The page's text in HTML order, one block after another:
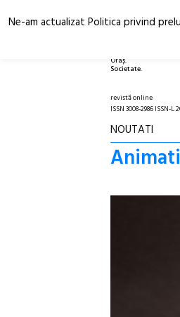
Oraș.
Societate.
revistă online
ISSN 3008-2986 ISSN-L
NOUTATI
Ne-am actualizat Politica privind